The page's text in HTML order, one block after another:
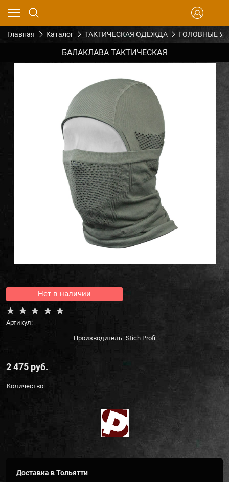
Главная Каталог ТАКТИЧЕСКАЯ ОДЕЖДА ГОЛОВНЫЕ
БАЛАКЛАВА ТАКТИЧЕСКАЯ
Нет в наличии
Артикул:
Производитель: Stich Profi
2 475 руб.
Количество:
Доставка вТольятти